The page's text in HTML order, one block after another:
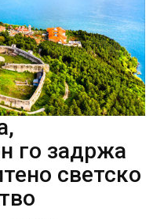
го задржа
светско